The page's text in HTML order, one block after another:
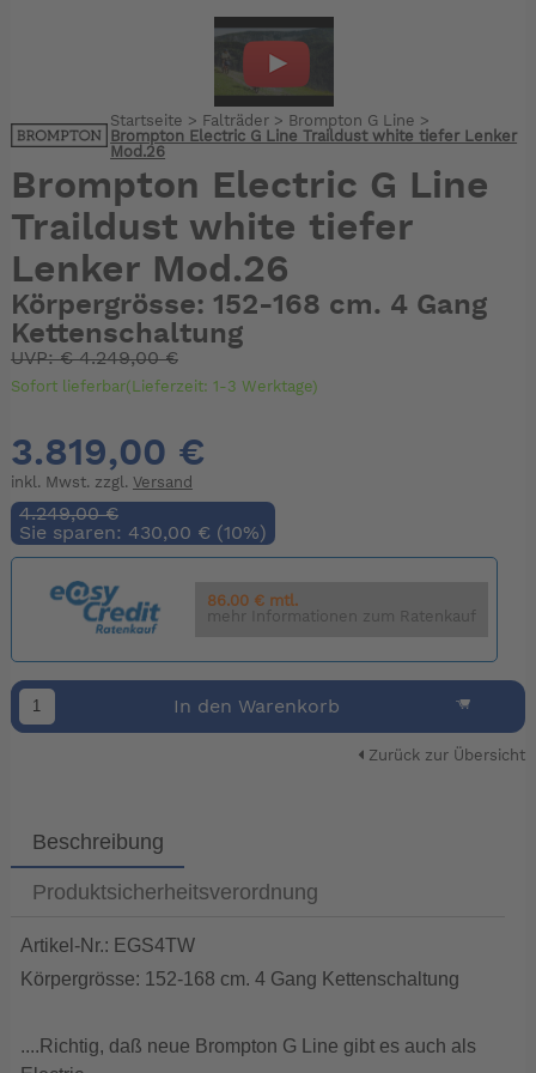
Startseite > Falträder > Brompton G Line >
Brompton Electric G Line Traildust white tiefer Lenker
Mod.26
Brompton Electric G Line
Traildust white tiefer
Lenker Mod.26
Körpergrösse: 152-168 cm. 4 Gang
Kettenschaltung
UVP:€4.249,00 €
Sofort lieferbar(Lieferzeit: 1-3 Werktage)
3.819,00 €
inkl. Mwst. zzgl. Versand
4.249,00 €
Sie sparen: 430,00 € (10%)
86.00 € mtl.
mehr Informationen zum Ratenkauf
In den Warenkorb
Zurück zur Übersicht
Beschreibung
Produktsicherheitsverordnung
Artikel-Nr.: EGS4TW
Körpergrösse: 152-168 cm. 4 Gang Kettenschaltung
....Richtig, daß neue Brompton G Line gibt es auch als